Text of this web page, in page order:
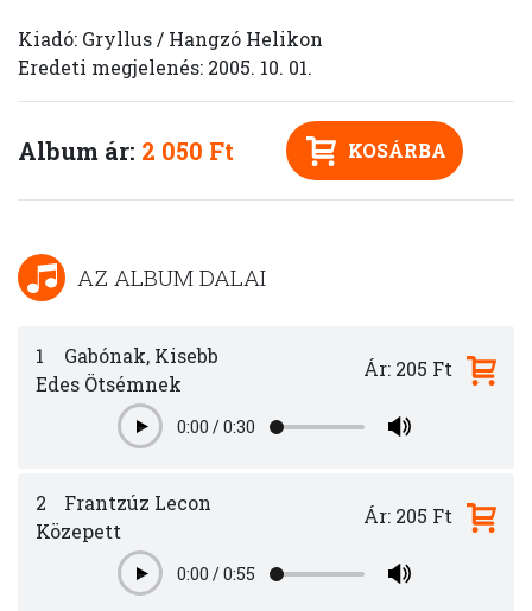
Kiadó: Gryllus / Hangzó Helikon
Eredeti megjelenés: 2005. 10. 01.
Album ár: 2 050 Ft KOSÁRBA
AZ ALBUM DALAI
1
Gabónak, Kisebb
Edes Ötsémnek
Play0:00 /0:30
Ár: 205 Ft
2
Frantzúz Lecon
Közepett
Play0:00 /0:55
Ár: 205 Ft